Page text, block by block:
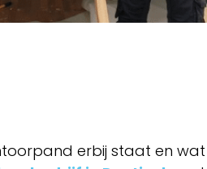
erbij staat en